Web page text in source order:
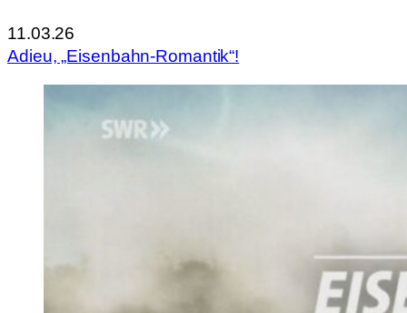
11.03.26
Adieu, „Eisenbahn-Romantik“!